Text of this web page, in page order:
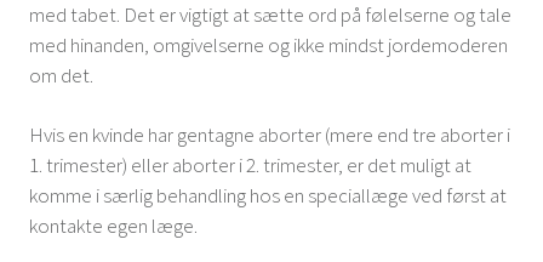
med tabet. Det er vigtigt at sætte ord på følelserne og tale
med hinanden, omgivelserne og ikke mindst jordemoderen
om det.
Hvis en kvinde har gentagne aborter (mere end tre aborter i
1. trimester) eller aborter i 2. trimester, er det muligt at
komme i særlig behandling hos en speciallæge ved først at
kontakte egen læge.